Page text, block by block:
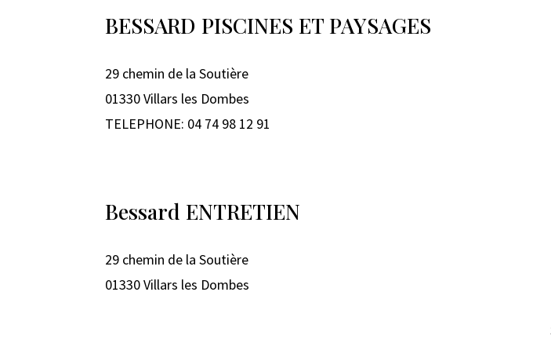
BESSARD PISCINES ET PAYSAGES
29 chemin de la Soutière
01330 Villars les Dombes
TELEPHONE: 04 74 98 12 91
Bessard ENTRETIEN
29 chemin de la Soutière
01330 Villars les Dombes